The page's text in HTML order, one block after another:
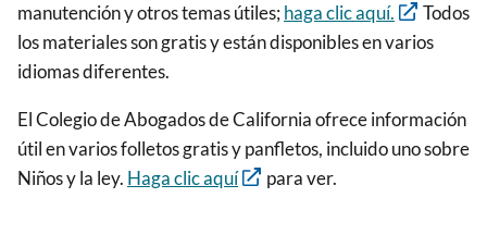
manutención y otros temas útiles;haga clic aquí.
Todos
los materiales son gratis y están disponibles en varios
idiomas diferentes.
El Colegio de Abogados de California ofrece información
útil en varios folletos gratis y panfletos, incluido uno sobre
Niños y la ley. Haga clic aquí para ver.